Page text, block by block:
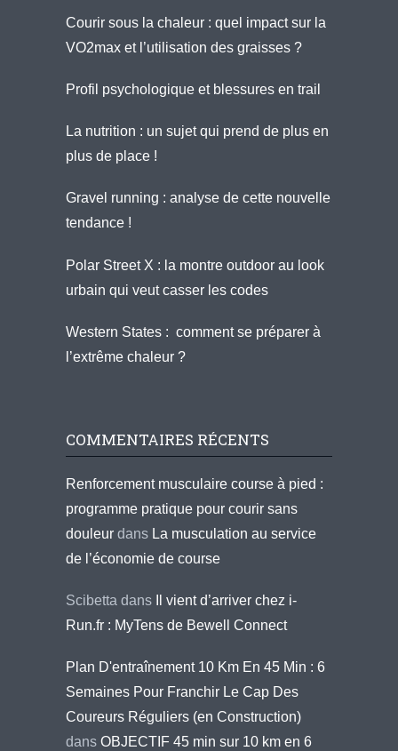
Courir sous la chaleur : quel impact sur la
VO2max et l’utilisation des graisses ?
Profil psychologique et blessures en trail
La nutrition : un sujet qui prend de plus en
plus de place !
Gravel running : analyse de cette nouvelle
tendance !
Polar Street X : la montre outdoor au look
urbain qui veut casser les codes
Western States : comment se préparer à
l’extrême chaleur ?
COMMENTAIRES RÉCENTS
Renforcement musculaire course à pied :
programme pratique pour courir sans
douleur dans La musculation au service
de l’économie de course
Scibetta dans
Il vient d’arriver chez i-
Run.fr : MyTens de Bewell Connect
Plan D'entraînement 10 Km En 45 Min : 6
Semaines Pour Franchir Le Cap Des
Coureurs Réguliers (en Construction)
dans OBJECTIF 45 min sur 10 km en 6